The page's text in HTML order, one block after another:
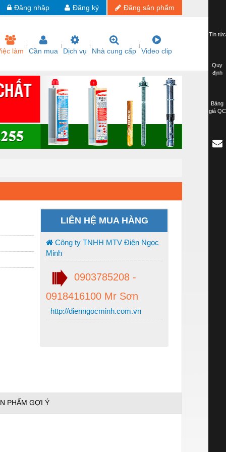
Đăng sản phẩm
Đăng ký
Đăng nhập
làm Cần mua Dịch vụ Nhà cung cấp Video clip
LIÊN HỆ MUA HÀNG
Công ty TNHH MTV Điện Ngọc
Minh
0903785208 -
0918416100 Mr Sơn
http://dienngocminh.com.vn
PHẨM GỢI Ý
Tin tức
Quy
định
Bảng
giá QC